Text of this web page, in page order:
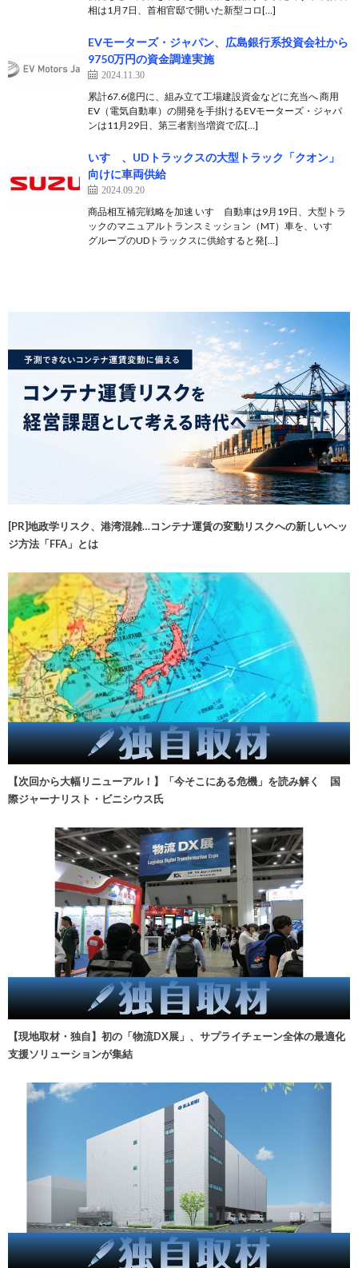
相は1月7日、首相官邸で開いた新型コロ[…]
EVモーターズ・ジャパン、広島銀行系投資会社から
9750万円の資金調達実施
2024.11.30
累計67.6億円に、組み立て工場建設資金などに充当へ 商用
EV（電気自動車）の開発を手掛けるEVモーターズ・ジャパ
ンは11月29日、第三者割当増資で広[…]
いすゞ、UDトラックスの大型トラック「クオン」
向けに車両供給
2024.09.20
商品相互補完戦略を加速 いすゞ自動車は9月19日、大型トラ
ックのマニュアルトランスミッション（MT）車を、いすゞ
グループのUDトラックスに供給すると発[…]
[PR]地政学リスク、港湾混雑…コンテナ運賃の変動リスクへの新しいヘッ
ジ方法「FFA」とは
【次回から大幅リニューアル！】「今そこにある危機」を読み解く 国
際ジャーナリスト・ビニシウス氏
【現地取材・独自】初の「物流DX展」、サプライチェーン全体の最適化
支援ソリューションが集結